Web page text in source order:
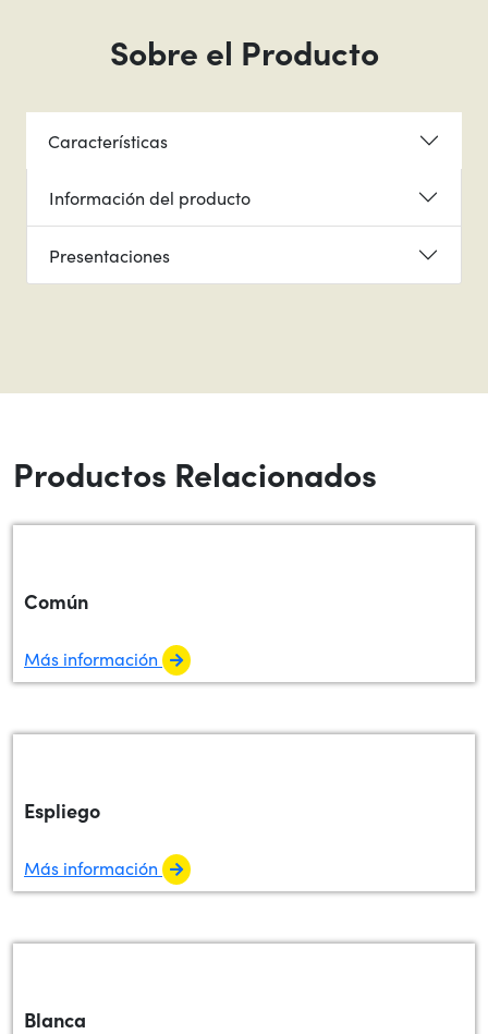
Sobre el Producto
Características
Información del producto
Presentaciones
Productos Relacionados
Común
Más información
Espliego
Más información
Blanca